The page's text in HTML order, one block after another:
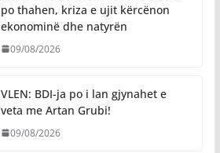
po thahen, kriza e ujit kërcënon
ekonominë dhe natyrën
09/08/2026
VLEN: BDI-ja po i lan gjynahet e
veta me Artan Grubi!
09/08/2026